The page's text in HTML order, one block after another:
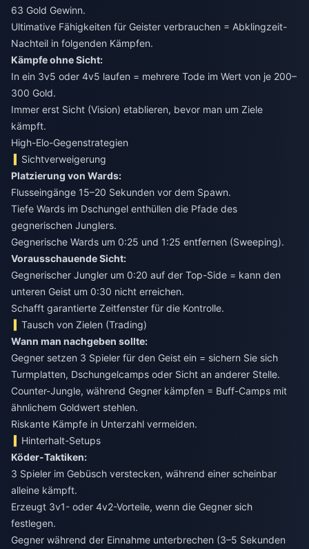
63 Gold Gewinn.
Ultimative Fähigkeiten für Geister verbrauchen = Abklingzeit-
Nachteil in folgenden Kämpfen.
Kämpfe ohne Sicht:
In ein 3v5 oder 4v5 laufen = mehrere Tode im Wert von je 200–
300 Gold.
Immer erst Sicht (Vision) etablieren, bevor man um Ziele
kämpft.
High-Elo-Gegenstrategien
Sichtverweigerung
Platzierung von Wards:
Flusseingänge 15–20 Sekunden vor dem Spawn.
Tiefe Wards im Dschungel enthüllen die Pfade des
gegnerischen Junglers.
Gegnerische Wards um 0:25 und 1:25 entfernen (Sweeping).
Vorausschauende Sicht:
Gegnerischer Jungler um 0:20 auf der Top-Side = kann den
unteren Geist um 0:30 nicht erreichen.
Schafft garantierte Zeitfenster für die Kontrolle.
Tausch von Zielen (Trading)
Wann man nachgeben sollte:
Gegner setzen 3 Spieler für den Geist ein = sichern Sie sich
Turmplatten, Dschungelcamps oder Sicht an anderer Stelle.
Counter-Jungle, während Gegner kämpfen = Buff-Camps mit
ähnlichem Goldwert stehlen.
Riskante Kämpfe in Unterzahl vermeiden.
Hinterhalt-Setups
Köder-Taktiken:
3 Spieler im Gebüsch verstecken, während einer scheinbar
alleine kämpft.
Erzeugt 3v1- oder 4v2-Vorteile, wenn die Gegner sich
festlegen.
Gegner während der Einnahme unterbrechen (3–5 Sekunden